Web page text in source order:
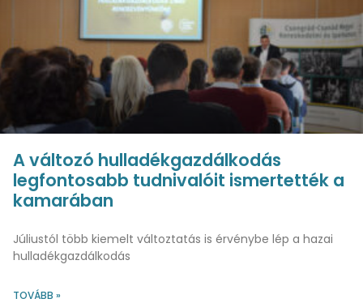
A változó hulladékgazdálkodás
legfontosabb tudnivalóit ismertették a
kamarában
Júliustól több kiemelt változtatás is érvénybe lép a hazai
hulladékgazdálkodás
TOVÁBB »